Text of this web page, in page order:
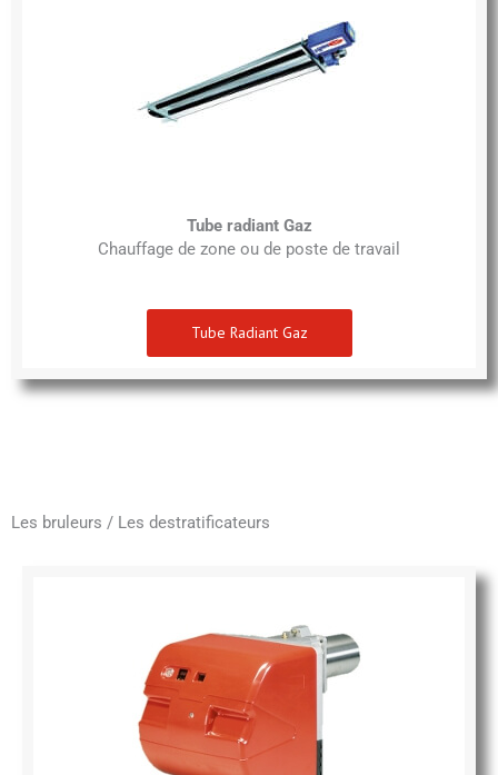
Tube radiant Gaz
Chauffage de zone ou de poste de travail
Tube Radiant Gaz
Les bruleurs / Les destratificateurs